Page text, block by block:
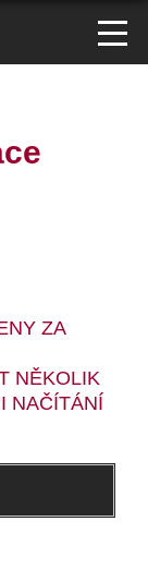
ZA
NĚKOLIK
NAČÍTÁNÍ